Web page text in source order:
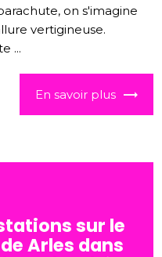
on s'imagine
vertigineuse.
...
En savoir plus
sur le
Arles dans